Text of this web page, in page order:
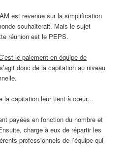
est revenue sur la simplification
souhaiterait. Mais le sujet
réunion est le PEPS.
le paiement en équipe de
donc de la capitation au niveau
la capitation leur tient à cœur…
payées en fonction du nombre et
charge à eux de répartir les
professionnels de l’équipe qui